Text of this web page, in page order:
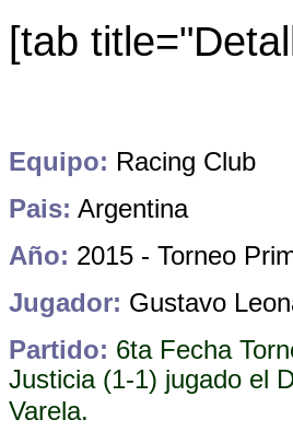
[tab
Equipo: Racing Club
Pais: Argentina
Año: 2015 - Torneo
Jugador: Gustavo
Partido: 6ta Fecha
Justicia (1-1) jugado el
Varela.